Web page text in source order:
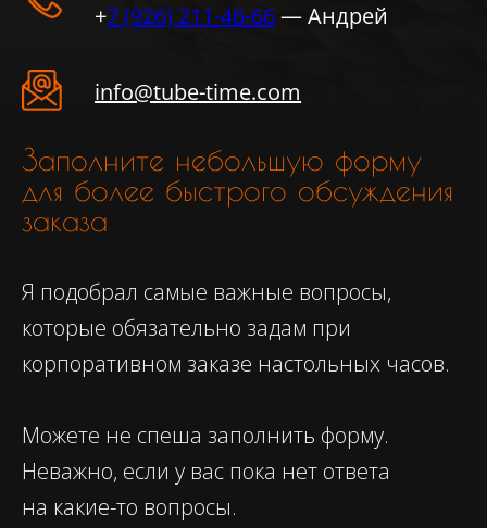
+7 (926) 211-46-66— Андрей
info@tube-time.com
Заполните небольшую форму
для более быстрого обсуждения
заказа
Я подобрал самые важные вопросы,
которые обязательно задам при
корпоративном заказе настольных часов.
Можете не спеша заполнить форму.
Неважно, если у вас пока нет ответа
на какие-то вопросы.